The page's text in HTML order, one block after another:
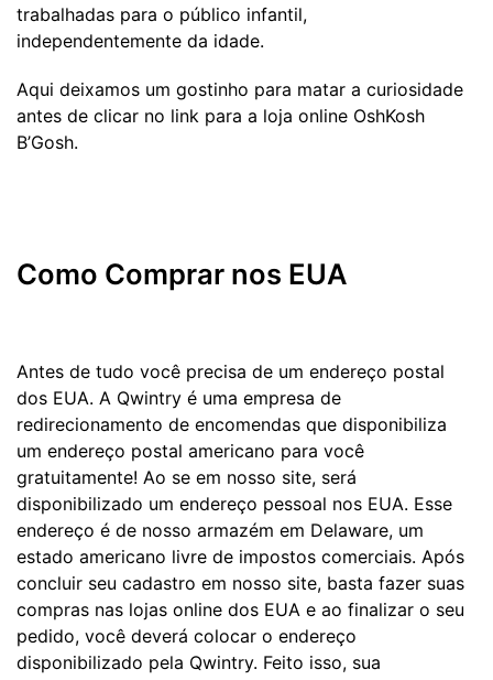
trabalhadas para o público infantil,
independentemente da idade.
Aqui deixamos um gostinho para matar a curiosidade
antes de clicar no link para a loja online OshKosh
B’Gosh.
Como Comprar nos EUA
Antes de tudo você precisa de um endereço postal
dos EUA. A Qwintry é uma empresa de
redirecionamento de encomendas que disponibiliza
um endereço postal americano para você
gratuitamente! Ao se em nosso site, será
disponibilizado um endereço pessoal nos EUA. Esse
endereço é de nosso armazém em Delaware, um
estado americano livre de impostos comerciais. Após
concluir seu cadastro em nosso site, basta fazer suas
compras nas lojas online dos EUA e ao finalizar o seu
pedido, você deverá colocar o endereço
disponibilizado pela Qwintry. Feito isso, sua